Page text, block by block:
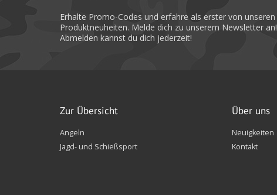
Erhalte Promo-Codes und erfahre als erster von unseren
Produktneuheiten. Melde dich zu unserem Newsletter an!
Abmelden kannst du dich jederzeit!
Zur Übersicht
Angeln
Jagd- und Schießsport
Über uns
Neuigkeiten
Kontakt